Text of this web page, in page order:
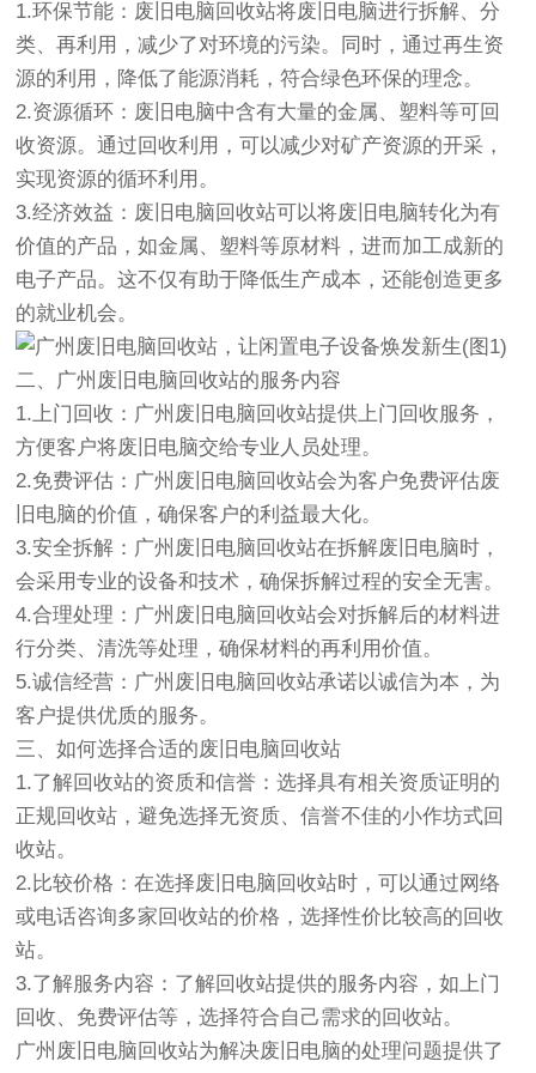
1.环保节能：废旧电脑回收站将废旧电脑进行拆解、分
类、再利用，减少了对环境的污染。同时，通过再生资
源的利用，降低了能源消耗，符合绿色环保的理念。
2.资源循环：废旧电脑中含有大量的金属、塑料等可回
收资源。通过回收利用，可以减少对矿产资源的开采，
实现资源的循环利用。
3.经济效益：废旧电脑回收站可以将废旧电脑转化为有
价值的产品，如金属、塑料等原材料，进而加工成新的
电子产品。这不仅有助于降低生产成本，还能创造更多
的就业机会。
二、广州废旧电脑回收站的服务内容
1.上门回收：广州废旧电脑回收站提供上门回收服务，
方便客户将废旧电脑交给专业人员处理。
2.免费评估：广州废旧电脑回收站会为客户免费评估废
旧电脑的价值，确保客户的利益最大化。
3.安全拆解：广州废旧电脑回收站在拆解废旧电脑时，
会采用专业的设备和技术，确保拆解过程的安全无害。
4.合理处理：广州废旧电脑回收站会对拆解后的材料进
行分类、清洗等处理，确保材料的再利用价值。
5.诚信经营：广州废旧电脑回收站承诺以诚信为本，为
客户提供优质的服务。
三、如何选择合适的废旧电脑回收站
1.了解回收站的资质和信誉：选择具有相关资质证明的
正规回收站，避免选择无资质、信誉不佳的小作坊式回
收站。
2.比较价格：在选择废旧电脑回收站时，可以通过网络
或电话咨询多家回收站的价格，选择性价比较高的回收
站。
3.了解服务内容：了解回收站提供的服务内容，如上门
回收、免费评估等，选择符合自己需求的回收站。
广州废旧电脑回收站为解决废旧电脑的处理问题提供了